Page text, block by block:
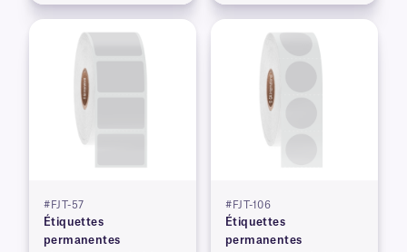
#FJT-57
Étiquettes
permanentes
#FJT-106
Étiquettes
permanentes